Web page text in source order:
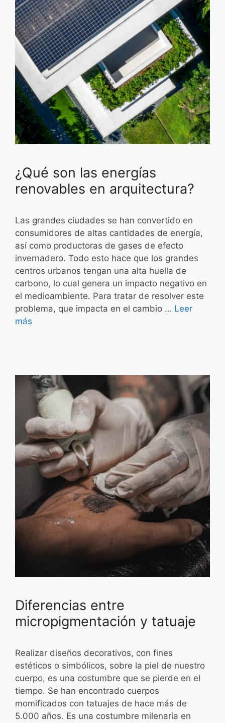
¿Qué son las energías
renovables en arquitectura?
Las grandes ciudades se han convertido en
consumidores de altas cantidades de energía,
así como productoras de gases de efecto
invernadero. Todo esto hace que los grandes
centros urbanos tengan una alta huella de
carbono, lo cual genera un impacto negativo en
el medioambiente. Para tratar de resolver este
problema, que impacta en el cambio … Leer
más
Diferencias entre
micropigmentación y tatuaje
Realizar diseños decorativos, con fines
estéticos o simbólicos, sobre la piel de nuestro
cuerpo, es una costumbre que se pierde en el
tiempo. Se han encontrado cuerpos
momificados con tatuajes de hace más de
5.000 años. Es una costumbre milenaria en